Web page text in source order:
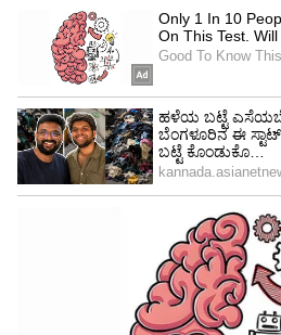
ಬುಧವಾರ ಸಂಜೆ 5ಕ್ಕೆ
ಸಭಾಂಗಣದಲ್ಲಿ ಸಭೆ ನಡೆಯಲಿದ್ದು,
ಕಾರ್ಯದರ್ಶಿ, ಬಿಬಿಎಂಪಿ ಮುಖ್ಯ
ಪೊಲೀಸ್‌ ಆಯುಕ್ತರು,
ನಗರಾಭಿವೃದ್ಧಿ ಇಲಾಖೆ
ಪಾಲ್ಗೊಳ್ಳಲಿದ್ದಾರೆ. ಇಸ್ಫೋಸಿಸ್‌,
ಇಂಟೆಲ್‌, ಟಿಸಿಎಸ್‌, ಫಿಲಿಫ್ಸ್‌,